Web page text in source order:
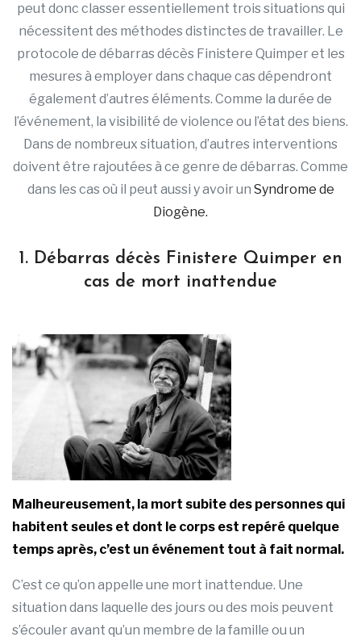
peut donc classer essentiellement trois situations qui
nécessitent des méthodes distinctes de travailler. Le
protocole de débarras décès Finistere Quimper et les
mesures à employer dans chaque cas dépendront
également d’autres éléments. Comme la durée de
l’événement, la visibilité de violence ou l’état des biens.
Dans de nombreux situation, d’autres interventions
doivent être rajoutées à ce genre de débarras. Comme
dans les cas où il peut aussi y avoir un Syndrome de
Diogène.
1. Débarras décès Finistere Quimper en
cas de mort inattendue
Malheureusement, la mort subite des personnes qui
habitent seules et dont le corps est repéré quelque
temps après, c’est un événement tout à fait normal.
C’est ce qu’on appelle une mort inattendue. Une
situation dans laquelle des jours ou des mois peuvent
s’écouler avant qu’un membre de la famille ou un